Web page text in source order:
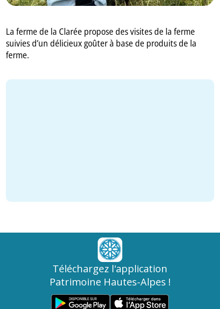
La ferme de la Clarée propose des visites de la ferme
suivies d’un délicieux goûter à base de produits de la
ferme.
Téléchargez l'application
Patrimoine Hautes-Alpes !